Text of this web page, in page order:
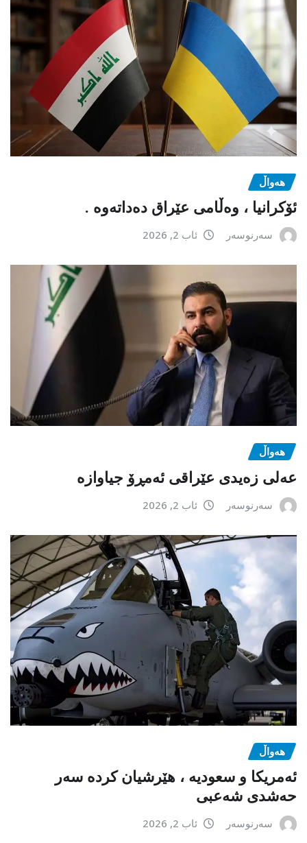
هەواڵ
ئۆکرانیا ، وەڵامی عێراق دەداتەوە .
سەرنوسەر ئاب 2, 2026
هەواڵ
عەلی زەیدی عێراقی ئەمڕۆ جیاوازە
سەرنوسەر ئاب 2, 2026
هەواڵ
ئەمریکا و سعودیە ، هێرشیان کردە سەر
حەشدی شەعبی
سەرنوسەر ئاب 2, 2026